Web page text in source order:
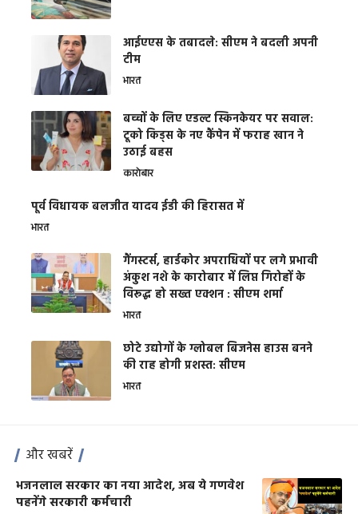
आईएएस के तबादले: सीएम ने बदली अपनी
टीम
भारत
बच्चों के लिए एडल्ट स्किनकेयर पर सवाल:
टूको किड्स के नए कैंपेन में फराह खान ने
उठाई बहस
कारोबार
पूर्व विधायक बलजीत यादव ईडी की हिरासत में
भारत
गैंगस्टर्स, हार्डकोर अपराधियों पर लगे प्रभावी
अंकुश नशे के कारोबार में लिप्त गिरोहों के
विरूद्ध हो सख्त एक्शन : सीएम शर्मा
भारत
छोटे उद्योगों के ग्लोबल बिजनेस हाउस बनने
की राह होगी प्रशस्त: सीएम
भारत
और खबरें
भजनलाल सरकार का नया आदेश, अब ये गणवेश
पहनेंगे सरकारी कर्मचारी